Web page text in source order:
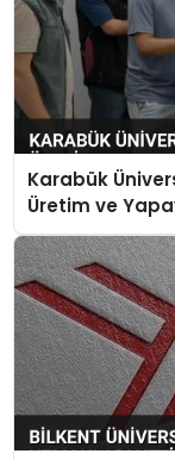
Karabük
Üretim ve